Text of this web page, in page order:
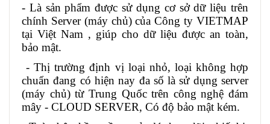
- Là sản phẩm được sử dụng cơ sở dữ liệu trên
chính Server (máy chủ) của Công ty VIETMAP
tại Việt Nam , giúp cho dữ liệu được an toàn,
bảo mật.
- Thị trường định vị loại nhỏ, loại không hợp
chuẩn đang có hiện nay đa số là sử dụng server
(máy chủ) từ Trung Quốc trên công nghệ đám
mây - CLOUD SERVER, Có độ bảo mật kém.